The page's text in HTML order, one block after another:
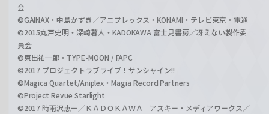
会
©GAINAX・中島かずき／アニプレックス・KONAMI・テレビ東京・電通
©2015丸戸史明・深崎暮人・KADOKAWA 富士見書房／冴えない製作委
員会
©東出祐一郎・TYPE-MOON / FAPC
©2017 プロジェクトラブライブ！サンシャイン!!
©Magica Quartet/Aniplex・Magia Record Partners
©Project Revue Starlight
©2017 時雨沢恵一／ＫＡＤＯＫＡＷＡ アスキー・メディアワークス／